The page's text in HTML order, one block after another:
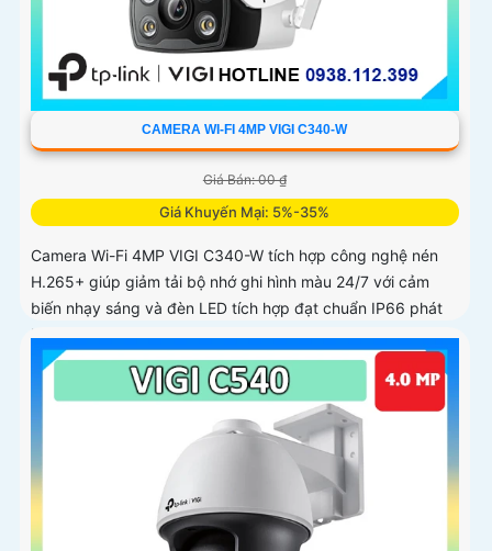
CAMERA WI-FI 4MP VIGI C340-W
Giá Bán: 00 ₫
Giá Khuyến Mại: 5%-35%
Camera Wi-Fi 4MP VIGI C340-W tích hợp công nghệ nén
H.265+ giúp giảm tải bộ nhớ ghi hình màu 24/7 với cảm
biến nhạy sáng và đèn LED tích hợp đạt chuẩn IP66 phát
hiện chuyển động phát hiện con người vượt ranh giới xâm
nhập giả mạo kiểm soát toàn bộ từ xa bằng VIGI App